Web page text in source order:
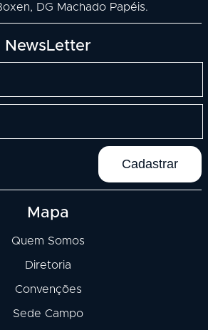
DG Machado Papéis.
NewsLetter
Mapa
Quem Somos
Diretoria
Convenções
Sede Campo